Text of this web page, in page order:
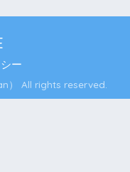
ー
） All rights reserved.